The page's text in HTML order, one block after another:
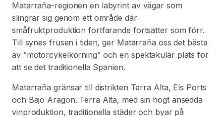
Matarraña-regionen en labyrint av vägar som
slingrar sig genom ett område där
småfruktproduktion fortfarande fortsätter som förr.
Till synes frusen i tiden, ger Matarraña oss det bästa
av ”motorcykelkörning” och en spektakulär plats för
att se det traditionella Spanien.
Matarraña gränsar till distrikten Terra Alta, Els Ports
och Bajo Aragon. Terra Alta, med sin högt ansedda
vinproduktion, traditionella städer och byar på